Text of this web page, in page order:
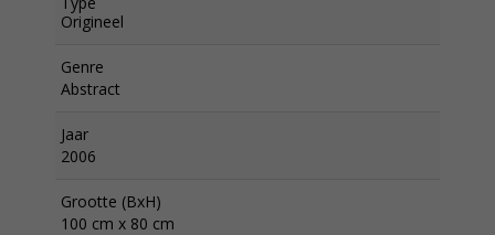
Origineel
Genre
Abstract
Jaar
2006
Grootte (BxH)
100 cm x 80 cm